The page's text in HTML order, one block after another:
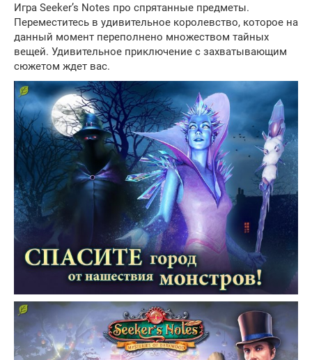
Игра Seeker’s Notes про спрятанные предметы.
Переместитесь в удивительное королевство, которое на
данный момент переполнено множеством тайных
вещей. Удивительное приключение с захватывающим
сюжетом ждет вас.